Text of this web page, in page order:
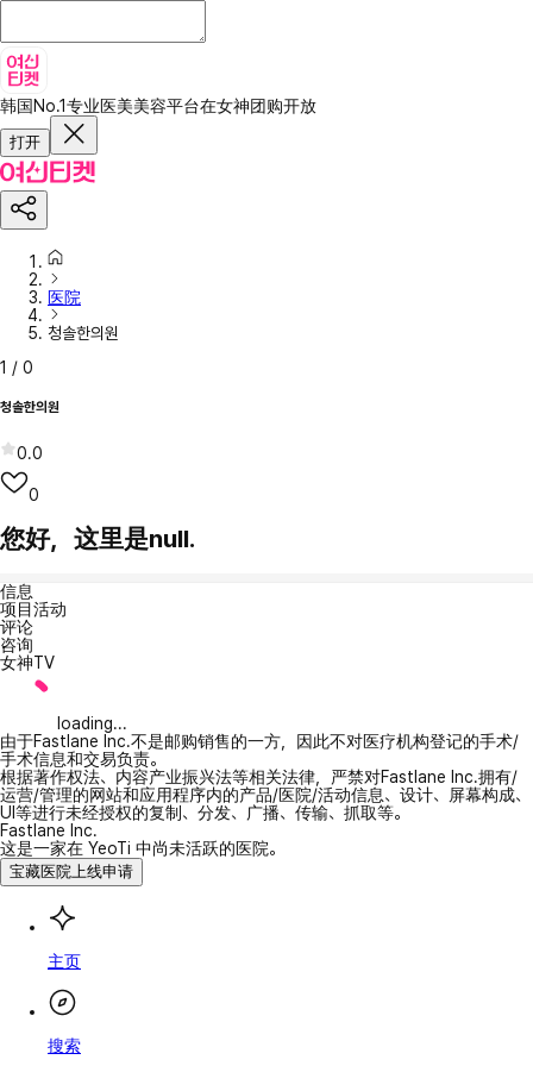
韩国No.1专业医美美容平台在女神团购开放
打开
医院
청솔한의원
1 / 0
청솔한의원
0.0
0
您好，这里是null.
信息
项目活动
评论
咨询
女神TV
loading...
由于Fastlane Inc.不是邮购销售的一方，因此不对医疗机构登记的手术/
手术信息和交易负责。
根据著作权法、内容产业振兴法等相关法律，严禁对Fastlane Inc.拥有/
运营/管理的网站和应用程序内的产品/医院/活动信息、设计、屏幕构成、
UI等进行未经授权的复制、分发、广播、传输、抓取等。
Fastlane Inc.
这是一家在 YeoTi 中尚未活跃的医院。
宝藏医院上线申请
主页
搜索